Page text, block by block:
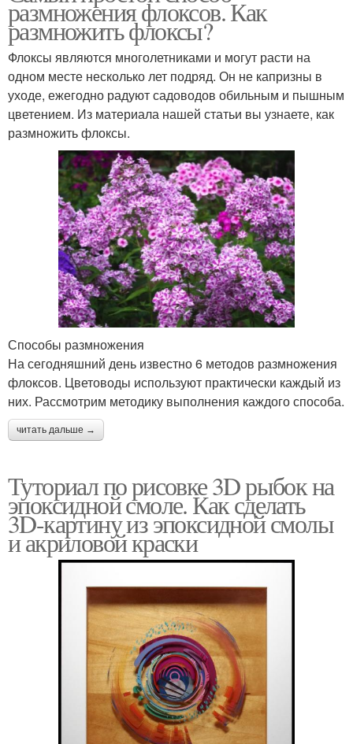
размножения флоксов. Как
размножить флоксы?
Флоксы являются многолетниками и могут расти на
одном месте несколько лет подряд. Он не капризны в
уходе, ежегодно радуют садоводов обильным и пышным
цветением. Из материала нашей статьи вы узнаете, как
размножить флоксы.
Способы размножения
На сегодняшний день известно 6 методов размножения
флоксов. Цветоводы используют практически каждый из
них. Рассмотрим методику выполнения каждого способа.
читать дальше →
Туториал по рисовке 3D рыбок на
эпоксидной смоле. Как сделать
3D-картину из эпоксидной смолы
и акриловой краски